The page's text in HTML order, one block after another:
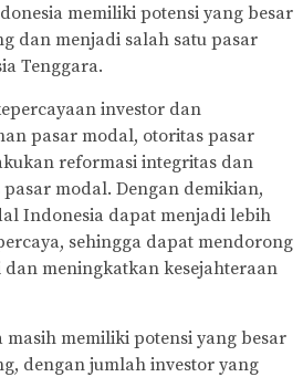
memiliki potensi yang besar
dan menjadi salah satu pasar
Tenggara.
investor dan
pasar modal, otoritas pasar
reformasi integritas dan
modal. Dengan demikian,
Indonesia dapat menjadi lebih
sehingga dapat mendorong
meningkatkan kesejahteraan
memiliki potensi yang besar
dengan jumlah investor yang